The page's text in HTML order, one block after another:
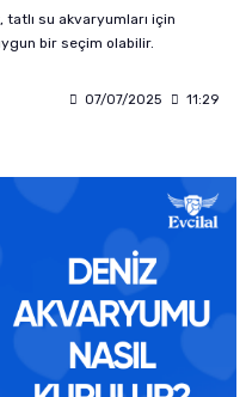
tatlı su akvaryumları için
bir seçim olabilir.
07/07/2025 11:29